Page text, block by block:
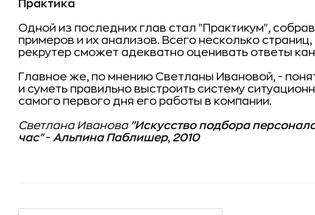
Практика
Одной из последних глав стал "Практикум",
примеров и их анализов. Всего несколько
рекрутер сможет адекватно оценивать ответы
Главное же, по мнению Светланы Ивановой, -
и суметь правильно выстроить систему
самого первого дня его работы в компании.
Светлана Иванова "Искусство подбора
час"- Альпина Паблишер, 2010